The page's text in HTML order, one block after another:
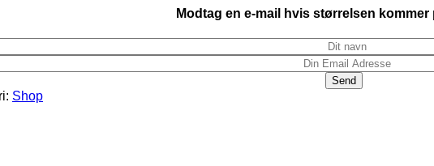
Modtag en e-mail hvis størrelsen kommer
Shop